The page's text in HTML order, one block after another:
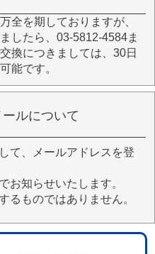
全を期しておりますが、
したら、03-5812-4584ま
換につきましては、30日
能です。
ルについて
て、メールアドレスを登
お知らせいたします。
るものではありません。